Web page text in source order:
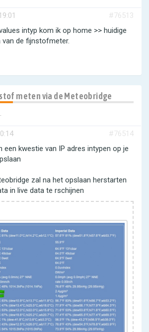
#76513
intyp kom ik op home >> huidige
de fijnstofmeter.
meten via de Meteobridge
#76514
een kwestie van IP adres intypen op je
zal na het opslaan herstarten
in live data te rschijnen